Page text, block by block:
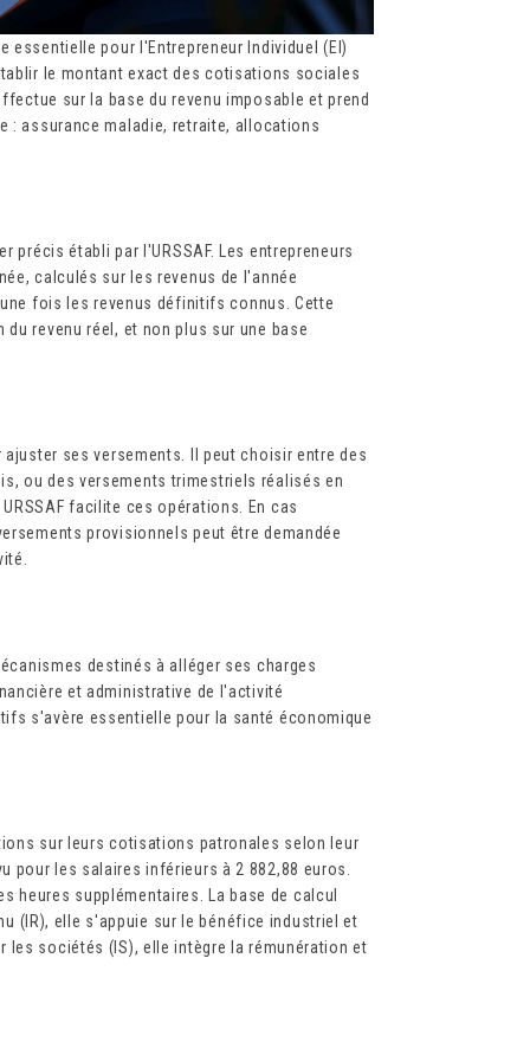
essentielle pour l'Entrepreneur Individuel (EI)
le montant exact des cotisations sociales
sur la base du revenu imposable et prend
: assurance maladie, retraite, allocations
précis établi par l'URSSAF. Les entrepreneurs
calculés sur les revenus de l'année
fois les revenus définitifs connus. Cette
revenu réel, et non plus sur une base
ses versements. Il peut choisir entre des
ou des versements trimestriels réalisés en
facilite ces opérations. En cas
provisionnels peut être demandée
destinés à alléger ses charges
et administrative de l'activité
s'avère essentielle pour la santé économique
sur leurs cotisations patronales selon leur
pour les salaires inférieurs à 2 882,88 euros.
heures supplémentaires. La base de calcul
(IR), elle s'appuie sur le bénéfice industriel et
sociétés (IS), elle intègre la rémunération et